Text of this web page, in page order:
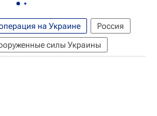
на Украине
Россия
силы Украины